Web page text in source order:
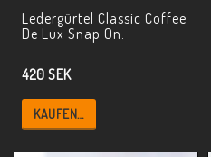
Ledergürtel Classic Coffee
De Lux Snap On.
420 SEK
KAUFEN…